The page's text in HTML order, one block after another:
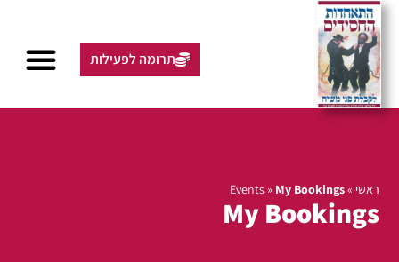
תרומה לפעילות
ראשי »
Events» My Bookings
My Bookings